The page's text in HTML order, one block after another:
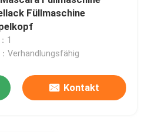
von kosmetischen Pulvern
Füllmaschine
1
Verhandlungsfähig
Kontakt